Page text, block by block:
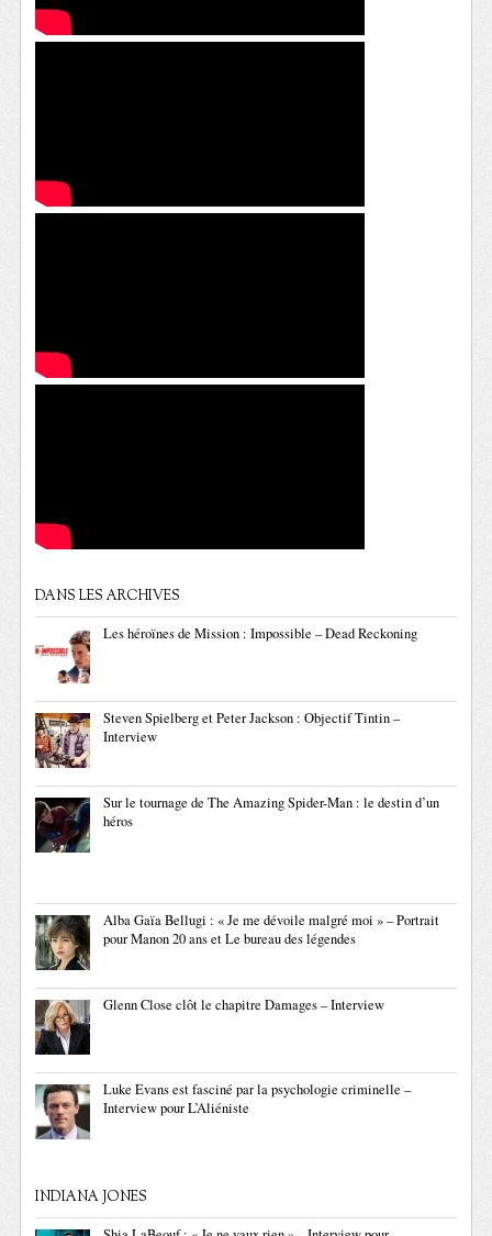
DANS LES ARCHIVES
Les héroïnes de Mission : Impossible – Dead Reckoning
Steven Spielberg et Peter Jackson : Objectif Tintin –
Interview
Sur le tournage de The Amazing Spider-Man : le destin d’un
héros
Alba Gaïa Bellugi : « Je me dévoile malgré moi » – Portrait
pour Manon 20 ans et Le bureau des légendes
Glenn Close clôt le chapitre Damages – Interview
Luke Evans est fasciné par la psychologie criminelle –
Interview pour L’Aliéniste
INDIANA JONES